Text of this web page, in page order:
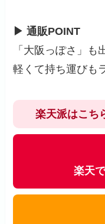
▶ 通販POINT
「大阪っぽさ」も
軽くて持ち運びも
楽天派はこち
楽天